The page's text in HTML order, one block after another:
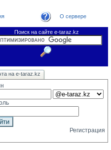
О сервере
Поиск на сайте e-taraz.kz
Погода в Таразе
справочник
e-taraz
на e-taraz.kz
Регистрация